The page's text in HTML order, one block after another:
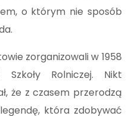
o którym nie sposób
zorganizowali w 1958
Rolniczej. Nikt
że z czasem przerodzą
która zdobywać